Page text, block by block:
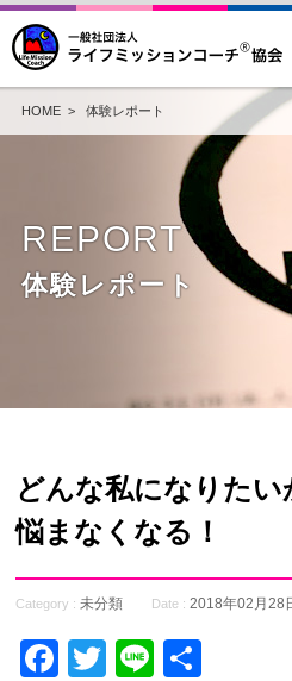
HOME> 体験レポート
REPORT
体験レポート
どんな私になりたい
悩まなくなる！
Category :未分類 Date : 2018年02月28
Facebook
Twitter
Line